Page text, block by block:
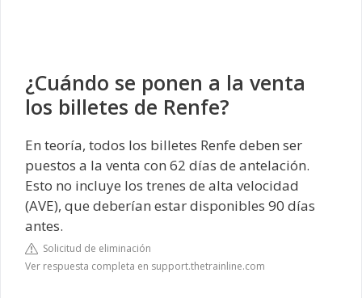
¿Cuándo se ponen a la venta
los billetes de Renfe?
En teoría, todos los billetes Renfe deben ser
puestos a la venta con 62 días de antelación.
Esto no incluye los trenes de alta velocidad
(AVE), que deberían estar disponibles 90 días
antes.
Solicitud de eliminación
Ver respuesta completa en support.thetrainline.com